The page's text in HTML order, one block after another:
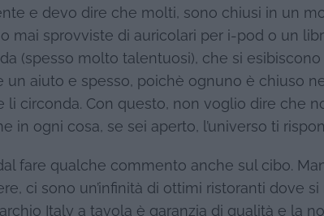
e devo dire che molti, sono chiusi in un
mai sprovviste di auricolari per i-pod o un
(spesso molto talentuosi), che si
aiuto e spesso, poichè ognuno è chiuso
circonda. Con questo, non voglio dire che
in ogni cosa, se sei aperto, l’universo ti
fare qualche commento anche sul cibo.
ci sono un’infinità di ottimi ristoranti dove si
Italy a tavola è garanzia di qualità e la